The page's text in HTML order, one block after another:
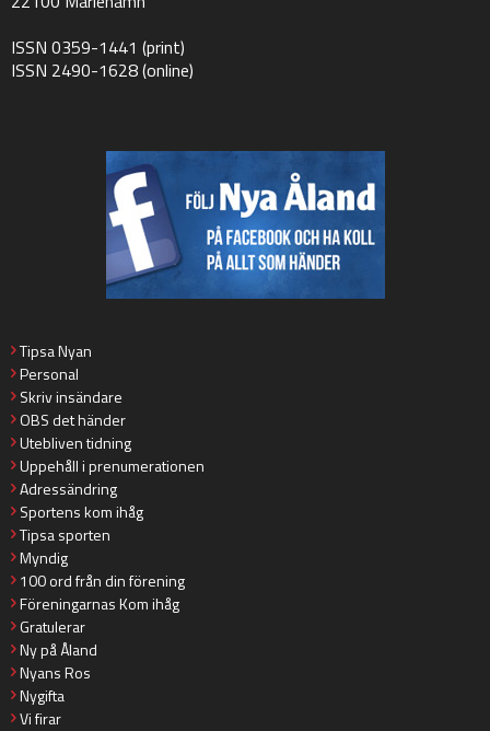
ISSN 0359-1441 (print)
ISSN 2490-1628 (online)
Tipsa Nyan
Personal
Skriv insändare
OBS det händer
Utebliven tidning
Uppehåll i prenumerationen
Adressändring
Sportens kom ihåg
Tipsa sporten
Myndig
100 ord från din förening
Föreningarnas Kom ihåg
Gratulerar
Ny på Åland
Nyans Ros
Nygifta
Vi firar